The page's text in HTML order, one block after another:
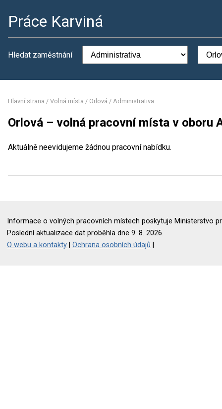
Práce Karviná
Hledat zaměstnání
Hlavní strana / Volná místa / Orlová / Administrativa
Orlová – volná pracovní místa v oboru
Aktuálně neevidujeme žádnou pracovní nabídku.
Informace o volných pracovních místech poskytuje Ministerstvo
Poslední aktualizace dat proběhla dne 9. 8. 2026.
O webu a kontakty |Ochrana osobních údajů